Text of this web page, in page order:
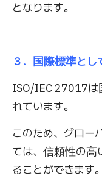
となります。
３．国際標準とし
ISO/IEC 27017は
れています。
このため、グロー
ては、信頼性の高
ることができます。